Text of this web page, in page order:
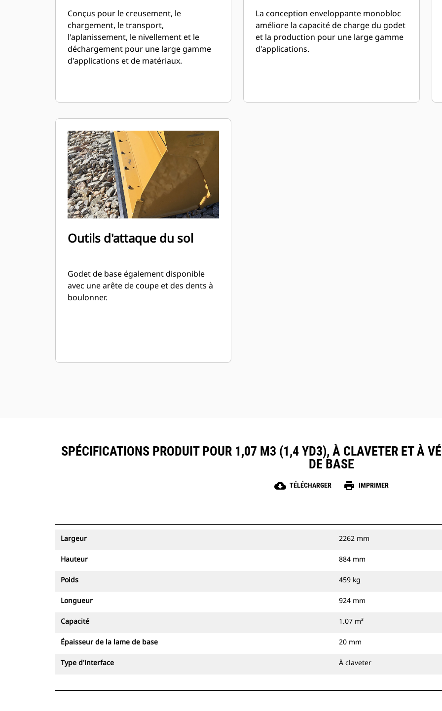
Conçus pour le creusement, le
chargement, le transport,
l'aplanissement, le nivellement et le
déchargement pour une large gamme
d'applications et de matériaux.
La conception enveloppante monobloc
améliore la capacité de charge du godet
et la production pour une large gamme
d'applications.
Outils d'attaque du sol
Godet de base également disponible
avec une arête de coupe et des dents à
boulonner.
SPÉCIFICATIONS PRODUIT POUR 1,07 M3 (1,4 YD3), À CLAVETER ET À
DE BASE
cloud_download TÉLÉCHARGER print IMPRIMER
Largeur 2262 mm
Hauteur 884 mm
Poids 459 kg
Longueur 924 mm
Capacité 1.07 m³
Épaisseur de la lame de base 20 mm
Type d'interface À claveter